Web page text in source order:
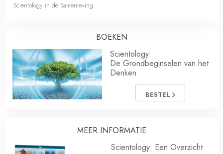
Scientology in de Samenleving
BOEKEN
Scientology:
De Grondbeginselen van het
Denken
BESTEL
MEER INFORMATIE
Scientology: Een Overzicht